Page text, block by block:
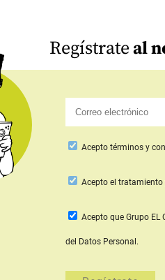
Regístrateal
Acepto términos y
Aceptoel tratamiento
Acepto que Grupo EL
del Datos Personal.